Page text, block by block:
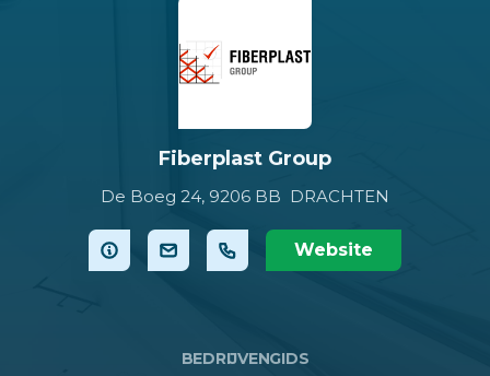
Fiberplast Group
De Boeg 24, 9206 BB DRACHTEN
Website
BEDRIJVENGIDS